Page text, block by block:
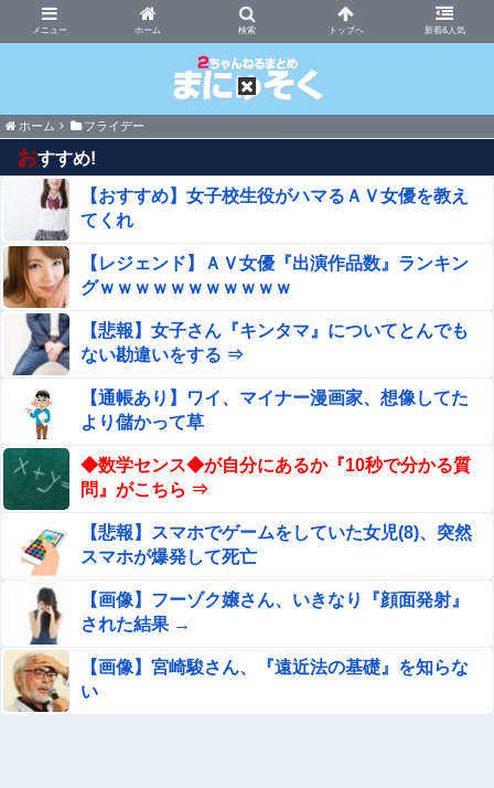
ホーム 新着&人気
まにゅそく 2chまとめニュース速報VIP
ホーム フライデー
おすすめ!
【おすすめ】女子校生役がハマるＡＶ女優を教え
てくれ
【レジェンド】ＡＶ女優『出演作品数』ランキン
グｗｗｗｗｗｗｗｗｗｗｗ
【悲報】女子さん『キンタマ』についてとんでも
ない勘違いをする ⇒
【通帳あり】ワイ、マイナー漫画家、想像してた
より儲かって草
◆数学センス◆が自分にあるか『10秒で分かる質
問』がこちら ⇒
【悲報】スマホでゲームをしていた女児(8)、突然
スマホが爆発して死亡
【画像】フーゾク嬢さん、いきなり『顔面発射』
された結果 →
【画像】宮崎駿さん、『遠近法の基礎』を知らな
い